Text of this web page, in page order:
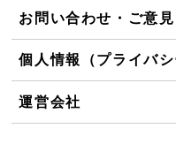
お問い合わせ・ご意
個人情報（プライバ
運営会社